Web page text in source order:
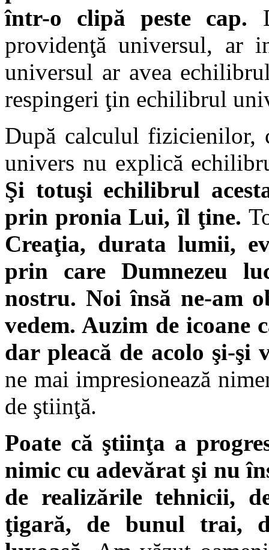
într-o clipă peste cap.
providenţă universul, ar
universul ar avea
respingeri ţin echilibrul
După calculul fizicienilor,
univers nu explică
Şi totuşi echilibrul
prin pronia Lui, îl ţine.
Creaţia, durata lumii,
prin care Dumnezeu
nostru. Noi însă ne-am
vedem. Auzim de icoane
dar pleacă de acolo şi-şi
ne mai impresionează
de ştiinţă.
Poate că ştiinţa a
nimic cu adevărat şi nu
de realizările tehnicii,
ţigară, de bunul trai,